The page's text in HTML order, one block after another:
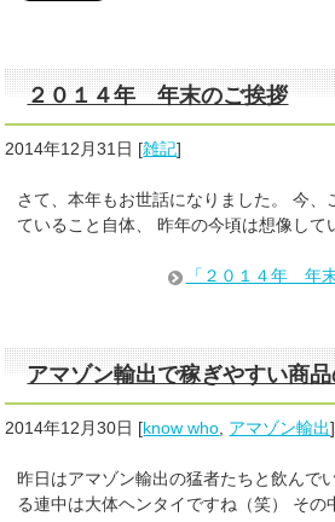
２０１４年 年末のご挨拶
2014年12月31日 [雑記]
さて、本年もお世話になりました。 今、
ていること自体、 昨年の今頃は想像して
「２０１４年 年
アマゾン輸出で稼ぎやすい商
2014年12月30日 [know who アマゾン輸出]
昨日はアマゾン輸出の猛者たちと飲んで
る連中は大体ヘンタイですね（笑） その